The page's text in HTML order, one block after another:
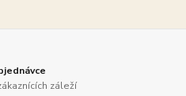
záleží